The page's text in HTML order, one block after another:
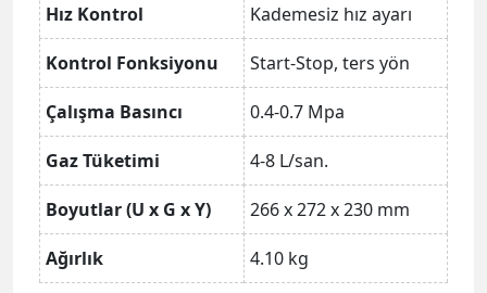
Hız Kontrol Kademesiz hız ayarı
Kontrol Fonksiyonu Start-Stop, ters yön
Çalışma Basıncı 0.4-0.7 Mpa
Gaz Tüketimi 4-8 L/san.
Boyutlar (U x G x Y) 266 x 272 x 230 mm
Ağırlık 4.10 kg